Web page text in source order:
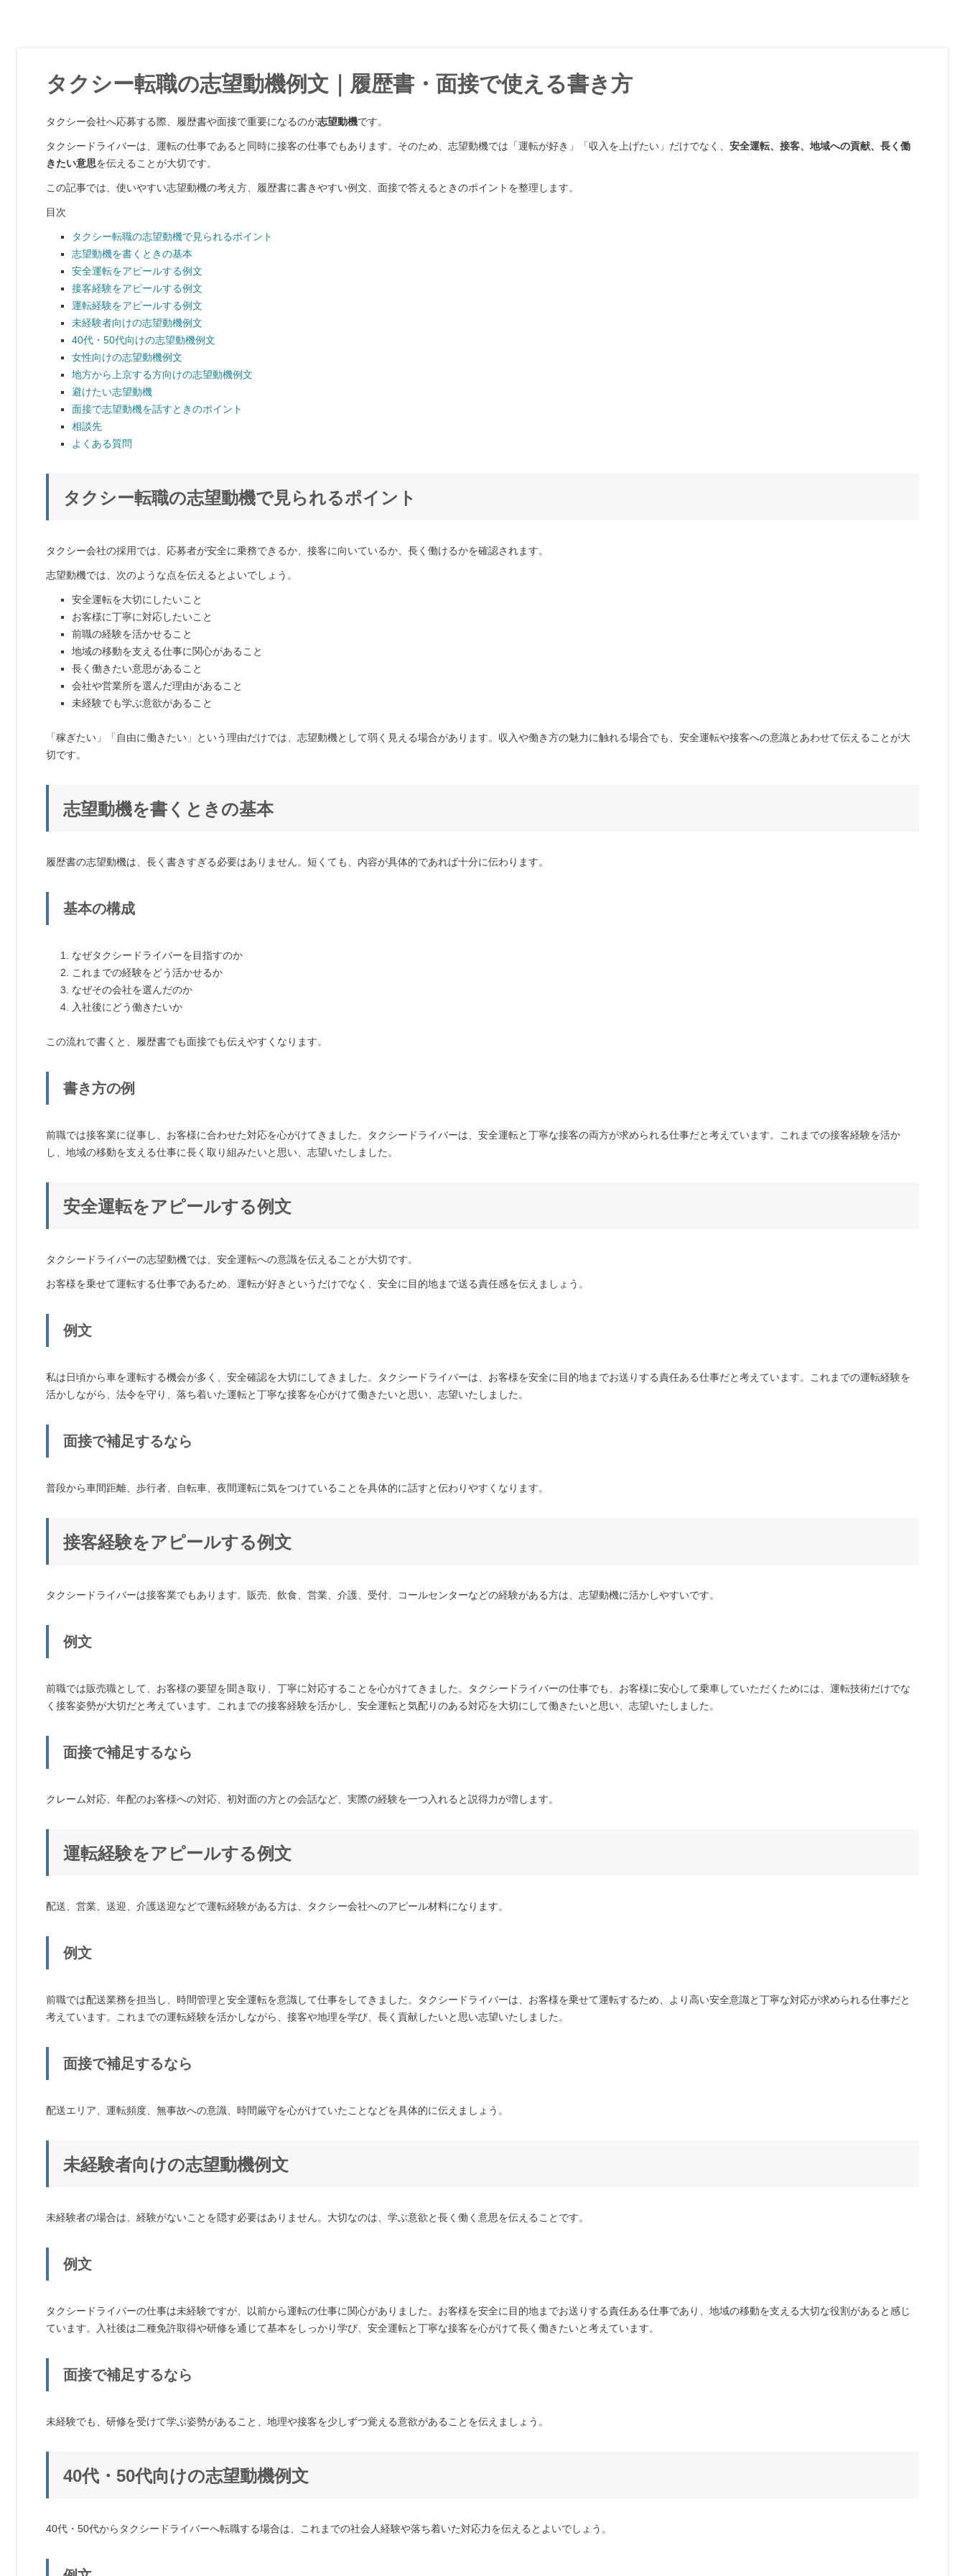
タクシー転職の志望動機例文｜履歴書・面接で使える書き方
タクシー会社へ応募する際、履歴書や面接で重要になるのが志望動機です。
タクシードライバーは、運転の仕事であると同時に接客の仕事でもあります。そのため、志望動機では「運転が好き」「収入を上げたい」だけでなく、 安全運転、接客、地域への貢献、長く働
きたい意思を伝えることが大切です。
この記事では、使いやすい志望動機の考え方、履歴書に書きやすい例文、面接で答えるときのポイントを整理します。
目次
タクシー転職の志望動機で見られるポイント
志望動機を書くときの基本
安全運転をアピールする例文
接客経験をアピールする例文
運転経験をアピールする例文
未経験者向けの志望動機例文
40代・50代向けの志望動機例文
女性向けの志望動機例文
地方から上京する方向けの志望動機例文
避けたい志望動機
面接で志望動機を話すときのポイント
相談先
よくある質問
タクシー転職の志望動機で見られるポイント
タクシー会社の採用では、応募者が安全に乗務できるか、接客に向いているか、長く働けるかを確認されます。
志望動機では、次のような点を伝えるとよいでしょう。
安全運転を大切にしたいこと
お客様に丁寧に対応したいこと
前職の経験を活かせること
地域の移動を支える仕事に関心があること
長く働きたい意思があること
会社や営業所を選んだ理由があること
未経験でも学ぶ意欲があること
「稼ぎたい」「自由に働きたい」という理由だけでは、志望動機として弱く見える場合があります。収入や働き方の魅力に触れる場合でも、安全運転や接客への意識とあわせて伝えることが大
切です。
志望動機を書くときの基本
履歴書の志望動機は、長く書きすぎる必要はありません。短くても、内容が具体的であれば十分に伝わります。
基本の構成
なぜタクシードライバーを目指すのか
これまでの経験をどう活かせるか
なぜその会社を選んだのか
入社後にどう働きたいか
この流れで書くと、履歴書でも面接でも伝えやすくなります。
書き方の例
前職では接客業に従事し、お客様に合わせた対応を心がけてきました。タクシードライバーは、安全運転と丁寧な接客の両方が求められる仕事だと考えています。これまでの接客経験を活か
し、地域の移動を支える仕事に長く取り組みたいと思い、志望いたしました。
安全運転をアピールする例文
タクシードライバーの志望動機では、安全運転への意識を伝えることが大切です。
お客様を乗せて運転する仕事であるため、運転が好きというだけでなく、安全に目的地まで送る責任感を伝えましょう。
例文
私は日頃から車を運転する機会が多く、安全確認を大切にしてきました。タクシードライバーは、お客様を安全に目的地までお送りする責任ある仕事だと考えています。これまでの運転経験を
活かしながら、法令を守り、落ち着いた運転と丁寧な接客を心がけて働きたいと思い、志望いたしました。
面接で補足するなら
普段から車間距離、歩行者、自転車、夜間運転に気をつけていることを具体的に話すと伝わりやすくなります。
接客経験をアピールする例文
タクシードライバーは接客業でもあります。販売、飲食、営業、介護、受付、コールセンターなどの経験がある方は、志望動機に活かしやすいです。
例文
前職では販売職として、お客様の要望を聞き取り、丁寧に対応することを心がけてきました。タクシードライバーの仕事でも、お客様に安心して乗車していただくためには、運転技術だけでな
く接客姿勢が大切だと考えています。これまでの接客経験を活かし、安全運転と気配りのある対応を大切にして働きたいと思い、志望いたしました。
面接で補足するなら
クレーム対応、年配のお客様への対応、初対面の方との会話など、実際の経験を一つ入れると説得力が増します。
運転経験をアピールする例文
配送、営業、送迎、介護送迎などで運転経験がある方は、タクシー会社へのアピール材料になります。
例文
前職では配送業務を担当し、時間管理と安全運転を意識して仕事をしてきました。タクシードライバーは、お客様を乗せて運転するため、より高い安全意識と丁寧な対応が求められる仕事だと
考えています。これまでの運転経験を活かしながら、接客や地理を学び、長く貢献したいと思い志望いたしました。
面接で補足するなら
配送エリア、運転頻度、無事故への意識、時間厳守を心がけていたことなどを具体的に伝えましょう。
未経験者向けの志望動機例文
未経験者の場合は、経験がないことを隠す必要はありません。大切なのは、学ぶ意欲と長く働く意思を伝えることです。
例文
タクシードライバーの仕事は未経験ですが、以前から運転の仕事に関心がありました。お客様を安全に目的地までお送りする責任ある仕事であり、地域の移動を支える大切な役割があると感じ
ています。入社後は二種免許取得や研修を通じて基本をしっかり学び、安全運転と丁寧な接客を心がけて長く働きたいと考えています。
面接で補足するなら
未経験でも、研修を受けて学ぶ姿勢があること、地理や接客を少しずつ覚える意欲があることを伝えましょう。
40代・50代向けの志望動機例文
40代・50代からタクシードライバーへ転職する場合は、これまでの社会人経験や落ち着いた対応力を伝えるとよいでしょう。